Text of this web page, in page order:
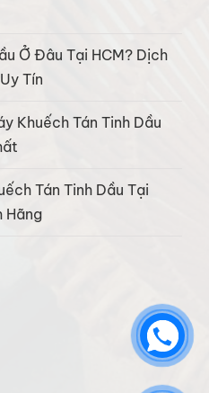
Ở Đâu Tại HCM? Dịch
Tín
Khuếch Tán Tinh Dầu
Tán Tinh Dầu Tại
Hãng